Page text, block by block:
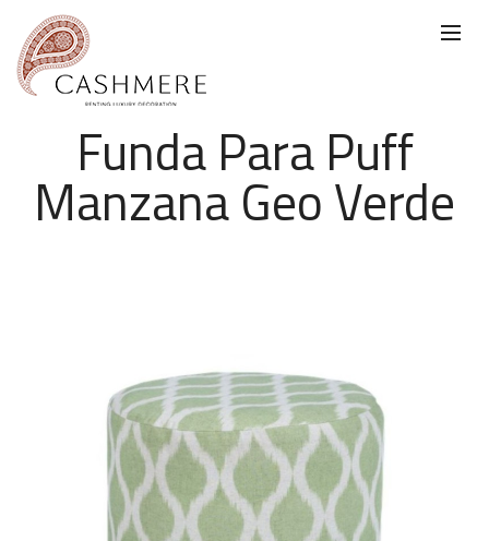
Funda Para Puff
Manzana Geo Verde